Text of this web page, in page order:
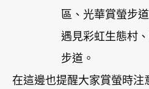
區、光華賞螢步
遇見彩虹生態村
步道。
在這邊也提醒大家賞螢時注